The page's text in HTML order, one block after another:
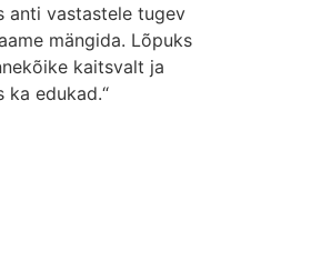
anti vastastele tugev
mängida. Lõpuks
kaitsvalt ja
ka edukad.“